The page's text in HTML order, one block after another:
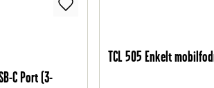
C Port (3-
TCL 505 Enkelt